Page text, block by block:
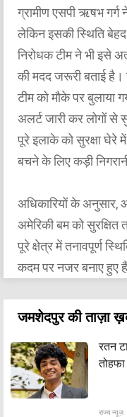
ग्रामीण एसपी ऋषभ गर्ग
लेकिन इसकी स्थिति
निरोधक टीम ने भी इसे
की मदद जरूरी बताई है।
टीम को मौके पर बुलाया
अलर्ट जारी कर लोगों से
पूरे इलाके को सुरक्षा घेरे
बचने के लिए कड़ी
अधिकारियों के अनुसार,
अमेरिकी बम को
पूरे क्षेत्र में तनावपूर्ण
कदम पर नजर बनाए हुए
जमशेदपुर की ताज़ा
रतन
तोहफा
राज्य न्यूज़